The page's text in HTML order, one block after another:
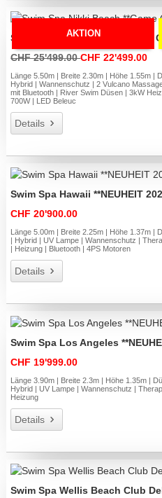
AKTION
Swim Spa Nikki Beach **Game
CHF 25'499.00CHF 22'499.00
Länge 5.50m | Breite 2.30m | Höhe 1.55m |
Hybrid | Wannenschutz | 2 Vulcano
mit Bluetooth | River Swim Düsen | 3kW
700W | LED Beleuc
Details
Swim Spa Hawaii **NEUHEIT
CHF 20'900.00
Länge 5.00m | Breite 2.25m | Höhe 1.37m |
| Hybrid | UV Lampe | Wannenschutz |
| Heizung | Bluetooth | 4PS Motoren
Details
Swim Spa Los Angeles
CHF 19'999.00
Länge 3.90m | Breite 2.3m | Höhe 1.35m |
Hybrid | UV Lampe | Wannenschutz |
Heizung
Details
Swim Spa Wellis Beach Club